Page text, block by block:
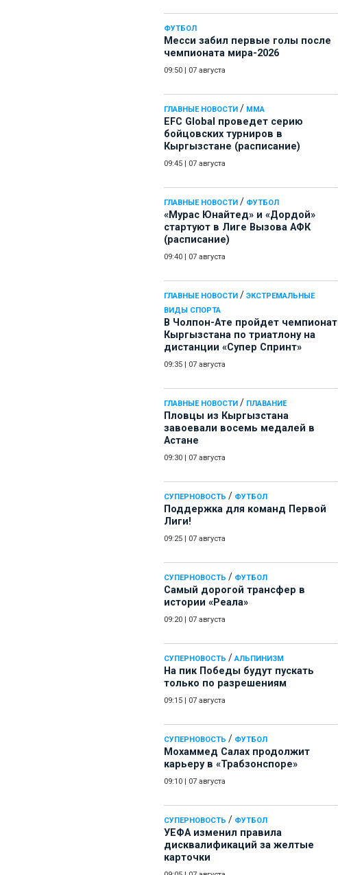
ФУТБОЛ
Месси забил первые голы после
чемпионата мира-2026
09:50 07 августа
ГЛАВНЫЕ НОВОСТИ / ММА
EFC Global проведет серию
бойцовских турниров в
Кыргызстане (расписание)
09:45 07 августа
ГЛАВНЫЕ НОВОСТИ / ФУТБОЛ
«Мурас Юнайтед» и «Дордой»
стартуют в Лиге Вызова АФК
(расписание)
09:40 07 августа
ГЛАВНЫЕ НОВОСТИ / ЭКСТРЕМАЛЬНЫЕ
ВИДЫ СПОРТА
В Чолпон-Ате пройдет чемпионат
Кыргызстана по триатлону на
дистанции «Супер Спринт»
09:35 07 августа
ГЛАВНЫЕ НОВОСТИ / ПЛАВАНИЕ
Пловцы из Кыргызстана
завоевали восемь медалей в
Астане
09:30 07 августа
СУПЕРНОВОСТЬ / ФУТБОЛ
Поддержка для команд Первой
Лиги!
09:25 07 августа
СУПЕРНОВОСТЬ / ФУТБОЛ
Самый дорогой трансфер в
истории «Реала»
09:20 07 августа
СУПЕРНОВОСТЬ / АЛЬПИНИЗМ
На пик Победы будут пускать
только по разрешениям
09:15 07 августа
СУПЕРНОВОСТЬ / ФУТБОЛ
Мохаммед Салах продолжит
карьеру в «Трабзонспоре»
09:10 07 августа
СУПЕРНОВОСТЬ / ФУТБОЛ
УЕФА изменил правила
дисквалификаций за желтые
карточки